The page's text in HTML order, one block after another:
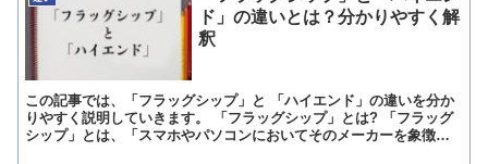
ド」の違いとは？分かりやすく解
釈
この記事では、「フラッグシップ」と 「ハイエンド」の違いを分か
りやすく説明していきます。 「フラッグシップ」とは? 「フラッグ
シップ」とは、「スマホやパソコンにおいてそのメーカーを象徴す